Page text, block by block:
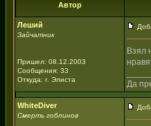
Автор
Леший
Зайчатник
Пришел: 08.12.2003
Сообщения: 33
Откуда: г. Элиста
Взял
Да
WhiteDiver
Смерть гоблинов